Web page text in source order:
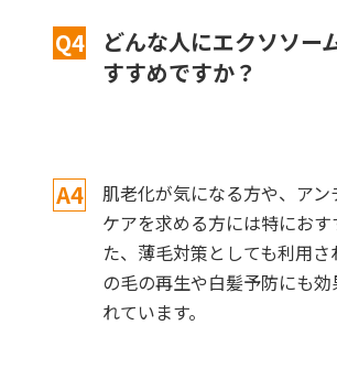
Q4
どんな人にエクソソー
すすめですか？
A4
肌老化が気になる方や、ア
ケアを求める方には特におす
た、薄毛対策としても利用さ
の毛の再生や白髪予防にも
れています。